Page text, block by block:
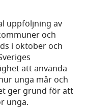
uppföljning av
och
i oktober och
att använda
unga mår och
ger grund för att
unga.